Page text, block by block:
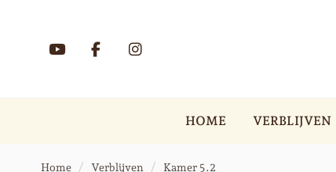
HOME VERBLIJVEN
Home Verblijven Kamer 5.2